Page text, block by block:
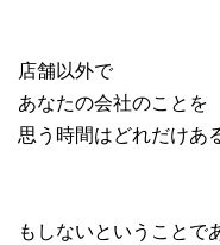
店舗以外で
あなたの会社のことを
思う時間はどれだけあ
もしないということで